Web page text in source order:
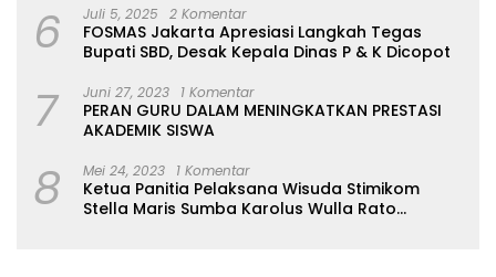
6 Juli 5, 2025 2 Komentar
FOSMAS Jakarta Apresiasi Langkah Tegas
Bupati SBD, Desak Kepala Dinas P & K Dicopot
7 Juni 27, 2023 1 Komentar
PERAN GURU DALAM MENINGKATKAN PRESTASI
AKADEMIK SISWA
8 Mei 24, 2023 1 Komentar
Ketua Panitia Pelaksana Wisuda Stimikom
Stella Maris Sumba Karolus Wulla Rato